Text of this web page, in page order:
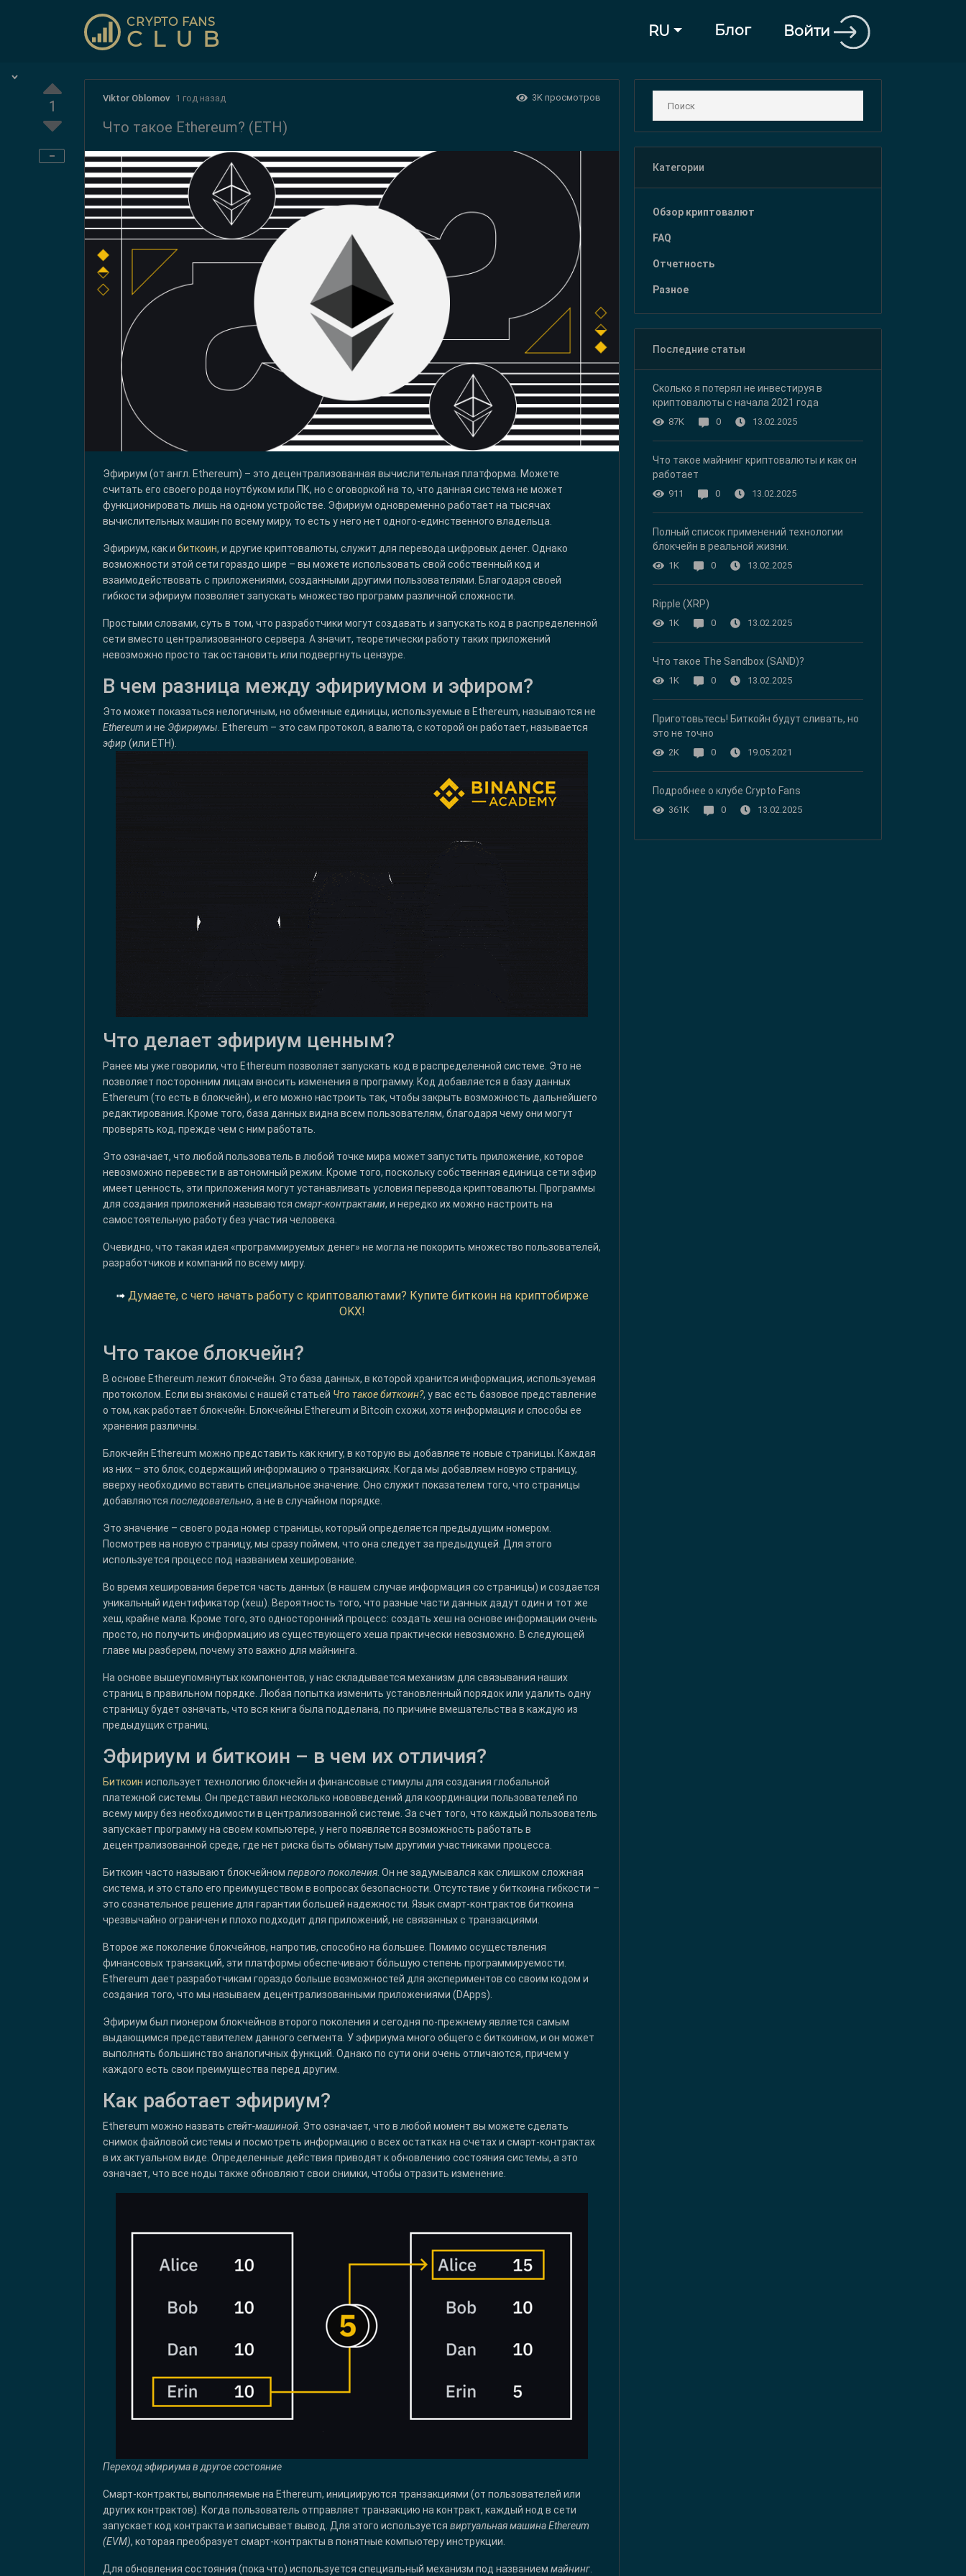
CRYPTO FANS
CLUB RU Блог Войти
1 Viktor Oblomov 1 год назад 3K просмотров
Что такое Ethereum? (ETH)
Эфириум (от англ. Ethereum) – это децентрализованная вычислительная платформа. Можете
считать его своего рода ноутбуком или ПК, но с оговоркой на то, что данная система не может
функционировать лишь на одном устройстве. Эфириум одновременно работает на тысячах
вычислительных машин по всему миру, то есть у него нет одного-единственного владельца.
Эфириум, как и биткоин, и другие криптовалюты, служит для перевода цифровых денег. Однако
возможности этой сети гораздо шире – вы можете использовать свой собственный код и
взаимодействовать с приложениями, созданными другими пользователями. Благодаря своей
гибкости эфириум позволяет запускать множество программ различной сложности.
Простыми словами, суть в том, что разработчики могут создавать и запускать код в распределенной
сети вместо централизованного сервера. А значит, теоретически работу таких приложений
невозможно просто так остановить или подвергнуть цензуре.
В чем разница между эфириумом и эфиром?
Это может показаться нелогичным, но обменные единицы, используемые в Ethereum, называются не
Ethereum и не Эфириумы . Ethereum – это сам протокол, а валюта, с которой он работает, называется
эфир (или ETH).
Что делает эфириум ценным?
Ранее мы уже говорили, что Ethereum позволяет запускать код в распределенной системе. Это не
позволяет посторонним лицам вносить изменения в программу. Код добавляется в базу данных
Ethereum (то есть в блокчейн), и его можно настроить так, чтобы закрыть возможность дальнейшего
редактирования. Кроме того, база данных видна всем пользователям, благодаря чему они могут
проверять код, прежде чем с ним работать.
Это означает, что любой пользователь в любой точке мира может запустить приложение, которое
невозможно перевести в автономный режим. Кроме того, поскольку собственная единица сети эфир
имеет ценность, эти приложения могут устанавливать условия перевода криптовалюты. Программы
для создания приложений называются смарт-контрактами, и нередко их можно настроить на
самостоятельную работу без участия человека.
Очевидно, что такая идея «программируемых денег» не могла не покорить множество пользователей,
разработчиков и компаний по всему миру.
➟ Думаете, с чего начать работу с криптовалютами? Купите биткоин на криптобирже
OKX!
Что такое блокчейн?
В основе Ethereum лежит блокчейн. Это база данных, в которой хранится информация, используемая
протоколом. Если вы знакомы с нашей статьей Что такое биткоин?, у вас есть базовое представление
о том, как работает блокчейн. Блокчейны Ethereum и Bitcoin схожи, хотя информация и способы ее
хранения различны.
Блокчейн Ethereum можно представить как книгу, в которую вы добавляете новые страницы. Каждая
из них – это блок, содержащий информацию о транзакциях. Когда мы добавляем новую страницу,
вверху необходимо вставить специальное значение. Оно служит показателем того, что страницы
добавляются последовательно, а не в случайном порядке.
Это значение – своего рода номер страницы, который определяется предыдущим номером.
Посмотрев на новую страницу, мы сразу поймем, что она следует за предыдущей. Для этого
используется процесс под названием хеширование.
Во время хеширования берется часть данных (в нашем случае информация со страницы) и создается
уникальный идентификатор (хеш). Вероятность того, что разные части данных дадут один и тот же
хеш, крайне мала. Кроме того, это односторонний процесс: создать хеш на основе информации очень
просто, но получить информацию из существующего хеша практически невозможно. В следующей
главе мы разберем, почему это важно для майнинга.
На основе вышеупомянутых компонентов, у нас складывается механизм для связывания наших
страниц в правильном порядке. Любая попытка изменить установленный порядок или удалить одну
страницу будет означать, что вся книга была подделана, по причине вмешательства в каждую из
предыдущих страниц.
Эфириум и биткоин – в чем их отличия?
Биткоин использует технологию блокчейн и финансовые стимулы для создания глобальной
платежной системы. Он представил несколько нововведений для координации пользователей по
всему миру без необходимости в централизованной системе. За счет того, что каждый пользователь
запускает программу на своем компьютере, у него появляется возможность работать в
децентрализованной среде, где нет риска быть обманутым другими участниками процесса.
Биткоин часто называют блокчейном первого поколения. Он не задумывался как слишком сложная
система, и это стало его преимуществом в вопросах безопасности. Отсутствие у биткоина гибкости –
это сознательное решение для гарантии большей надежности. Язык смарт-контрактов биткоина
чрезвычайно ограничен и плохо подходит для приложений, не связанных с транзакциями.
Второе же поколение блокчейнов, напротив, способно на большее. Помимо осуществления
финансовых транзакций, эти платформы обеспечивают бо́льшую степень программируемости.
Ethereum дает разработчикам гораздо больше возможностей для экспериментов со своим кодом и
создания того, что мы называем децентрализованными приложениями (DApps).
Эфириум был пионером блокчейнов второго поколения и сегодня по-прежнему является самым
выдающимся представителем данного сегмента. У эфириума много общего с биткоином, и он может
выполнять большинство аналогичных функций. Однако по сути они очень отличаются, причем у
каждого есть свои преимущества перед другим.
Как работает эфириум?
Ethereum можно назвать стейт-машиной. Это означает, что в любой момент вы можете сделать
снимок файловой системы и посмотреть информацию о всех остатках на счетах и смарт-контрактах
в их актуальном виде. Определенные действия приводят к обновлению состояния системы, а это
означает, что все ноды также обновляют свои снимки, чтобы отразить изменение.
Переход эфириума в другое состояние
Смарт-контракты, выполняемые на Ethereum, инициируются транзакциями (от пользователей или
других контрактов). Когда пользователь отправляет транзакцию на контракт, каждый нод в сети
запускает код контракта и записывает вывод. Для этого используется виртуальная машина Ethereum
(EVM), которая преобразует смарт-контракты в понятные компьютеру инструкции.
Для обновления состояния (пока что) используется специальный механизм под названием майнинг.
Категории
Обзор криптовалют
FAQ
Отчетность
Разное
Последние статьи
Сколько я потерял не инвестируя в
криптовалюты с начала 2021 года
87K 0 13.02.2025
Что такое майнинг криптовалюты и как он
работает
911 0 13.02.2025
Полный список применений технологии
блокчейн в реальной жизни.
1K 0 13.02.2025
Ripple (XRP)
1K 0 13.02.2025
Что такое The Sandbox (SAND)?
1K 0 13.02.2025
Приготовьтесь! Биткойн будут сливать, но
это не точно
2K 0 19.05.2021
Подробнее о клубе Crypto Fans
361K 0 13.02.2025